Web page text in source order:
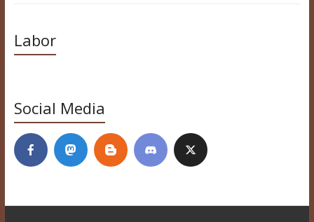
Labor
Social Media